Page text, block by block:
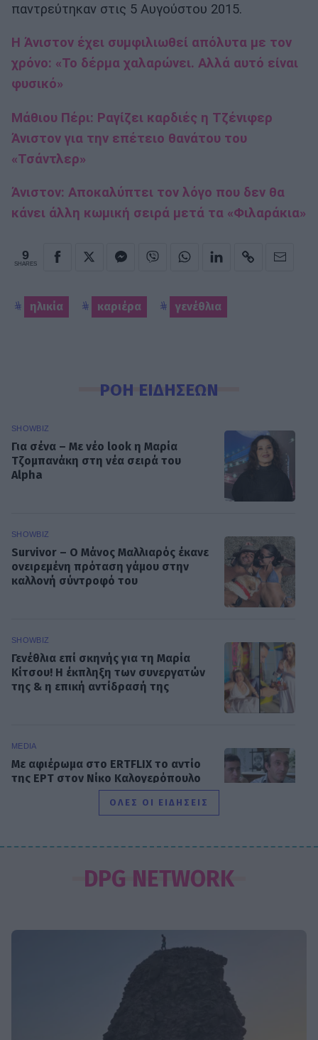
παντρεύτηκαν στις 5 Αυγούστου 2015.
Η Άνιστον έχει συμφιλιωθεί απόλυτα με τον
χρόνο: «Το δέρμα χαλαρώνει. Αλλά αυτό είναι
φυσικό»
Μάθιου Πέρι: Ραγίζει καρδιές η Τζένιφερ
Άνιστον για την επέτειο θανάτου του
«Τσάντλερ»
Άνιστον: Αποκαλύπτει τον λόγο που δεν θα
κάνει άλλη κωμική σειρά μετά τα «Φιλαράκια»
9
SHARES
ηλικία καριέρα γενέθλια
ΡΟΗ ΕΙΔΗΣΕΩΝ
SHOWBIZ
Για σένα – Με νέο look η Μαρία
Τζομπανάκη στη νέα σειρά του
Alpha
SHOWBIZ
Survivor – O Μάνος Μαλλιαρός έκανε
ονειρεμένη πρόταση γάμου στην
καλλονή σύντροφό του
SHOWBIZ
Γενέθλια επί σκηνής για τη Μαρία
Κίτσου! Η έκπληξη των συνεργατών
της & η επική αντίδρασή της
MEDIA
Με αφιέρωμα στο ERTFLIX το αντίο
της ΕΡΤ στον Νίκο Καλογερόπουλο
Η καλοκαιρινή Κατερίνα
Παναγοπούλου, η σπάνια εμφάνιση
Άγγελος Λάτσιος: Η διαφορετική
καλοκαιρινή εικόνα από την Άνδρο
ΟΛΕΣ ΟΙ ΕΙΔΗΣΕΙΣ
DPG NETWORK